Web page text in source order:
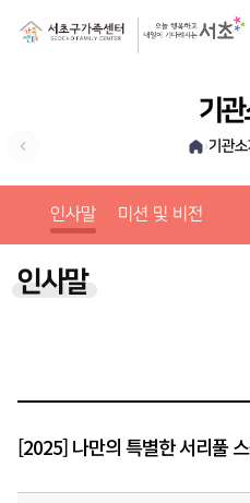
기관
›기관소
인사말 미션 및 비전
인사말
[2025] 나만의 특별한 서리풀